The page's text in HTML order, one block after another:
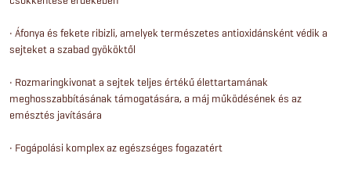
• Áfonya és fekete ribizli, amelyek természetes antioxidánsként védik a
sejteket a szabad gyököktől
• Rozmaringkivonat a sejtek teljes értékű élettartamának
meghosszabbításának támogatására, a máj működésének és az
emésztés javítására
• Fogápolási komplex az egészséges fogazatért